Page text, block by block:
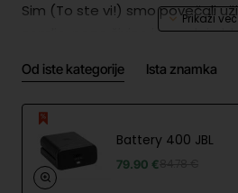
Sim (To ste vi!) smo povečali
zemlje, nege živine in prodaje
Umažite si roke s palicami in
volan za kmečka opravila v igri,
upravljanje motorne žage.
Od iste kategorije Ista znamka
Battery 400 JBL
79.90 €